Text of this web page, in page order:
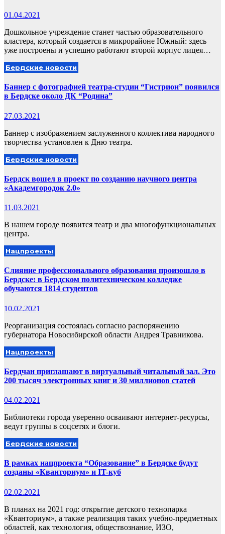
01.04.2021
Дошкольное учреждение станет частью образовательного
кластера, который создается в микрорайоне Южный: здесь
уже построены и успешно работают второй корпус лицея…
Бердские новости
Баннер с фотографией театра-студии “Гистрион” появился
в Бердске около ДК “Родина”
27.03.2021
Баннер с изображением заслуженного коллектива народного
творчества установлен к Дню театра.
Бердские новости
Бердск вошел в проект по созданию научного центра
«Академгородок 2.0»
11.03.2021
В нашем городе появится театр и два многофункциональных
центра.
Нацпроекты
Слияние профессионального образования произошло в
Бердске: в Бердском политехническом колледже
обучаются 1814 студентов
10.02.2021
Реорганизация состоялась согласно распоряжению
губернатора Новосибирской области Андрея Травникова.
Нацпроекты
Бердчан приглашают в виртуальный читальный зал. Это
200 тысяч электронных книг и 30 миллионов статей
04.02.2021
Библиотеки города уверенно осваивают интернет-ресурсы,
ведут группы в соцсетях и блоги.
Бердские новости
В рамках нацпроекта “Образование” в Бердске будут
созданы «Кванториум» и IT-куб
02.02.2021
В планах на 2021 год: открытие детского технопарка
«Кванториум», а также реализация таких учебно-предметных
областей, как технология, обществознание, ИЗО,